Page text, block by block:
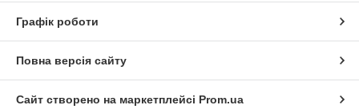
Графік роботи
Повна версія сайту
Сайт створено на маркетплейсі Prom.ua